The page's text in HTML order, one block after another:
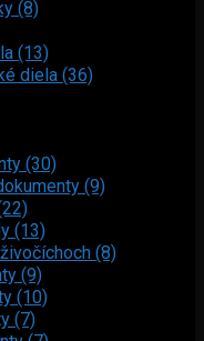
(8)
(13)
diela (36)
(30)
(9)
(13)
(8)
(9)
(10)
(7)